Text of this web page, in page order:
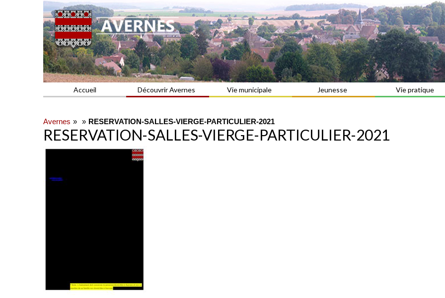
AVERNES
Commune du Val d'Oise
Accueil Découvrir Avernes Vie municipale Jeunesse Vie pratique
Avernes RESERVATION-SALLES-VIERGE-PARTICULIER-2021
RESERVATION-SALLES-VIERGE-PARTICULIER-2021